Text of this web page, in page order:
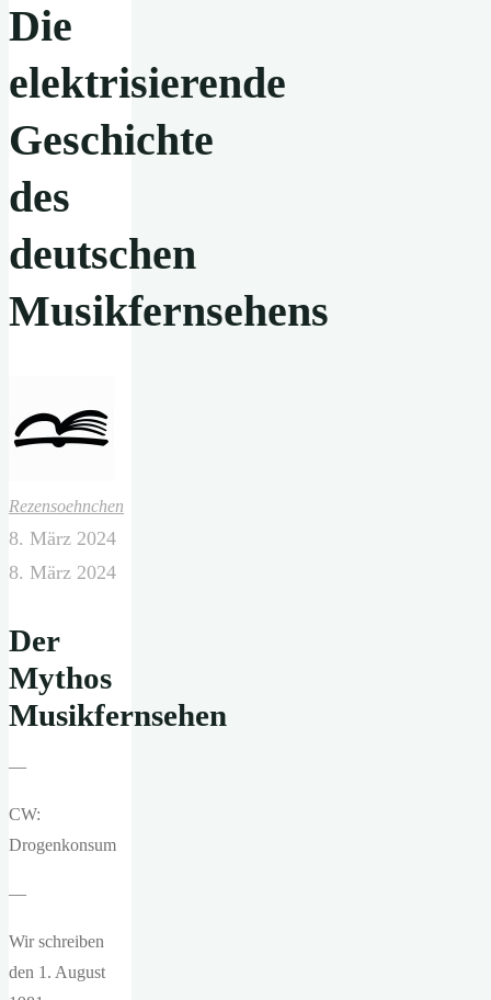
Die
elektrisierende
Geschichte
des
deutschen
Musikfernsehens
Rezensoehnchen
8. März 2024
8. März 2024
Der
Mythos
Musikfernsehen
—
CW:
Drogenkonsum
—
Wir schreiben
den 1. August